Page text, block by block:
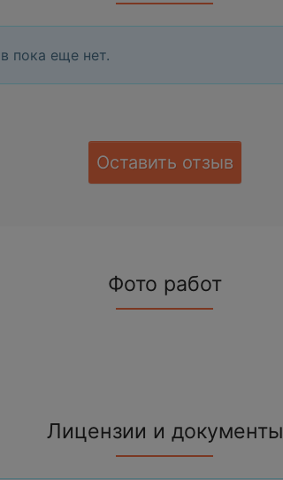
пока еще нет.
Оставить отзыв
Фото работ
Лицензии и документы